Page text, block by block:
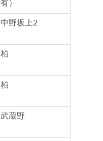
有）
中野坂上2
柏
柏
武蔵野